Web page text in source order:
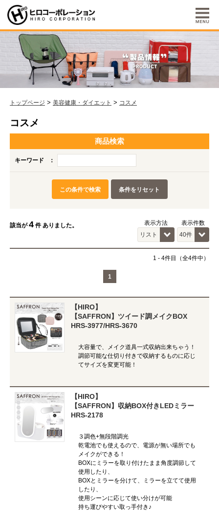
トップページ > 美容健康・ダイエット > コスメ
コスメ
商品検索
キーワード ：
この条件で検索 条件をリセット
該当が4 件 ありました。 表示方法 表示件数
1 - 4件目（全4件中）
1
【HIRO】
【SAFFRON】ツイード調メイクBOX
HRS-3977/HRS-3670
大容量で、メイク道具一式収納出来ちゃう！
調節可能な仕切り付きで収納するものに応じ
てサイズを変更可能！
【HIRO】
【SAFFRON】収納BOX付きLEDミラー
HRS-2178
３調色+無段階調光
乾電池でも使えるので、電源が無い場所でも
メイクができる！
BOXにミラーを取り付けたまま角度調節して
使用したり、
BOXとミラーを分けて、ミラーを立てて使用
したり、
使用シーンに応じて使い分けが可能
持ち運びやすい取っ手付き♪